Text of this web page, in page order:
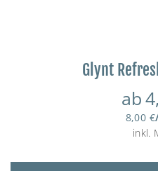
Glynt
ab
8,00 €
inkl.